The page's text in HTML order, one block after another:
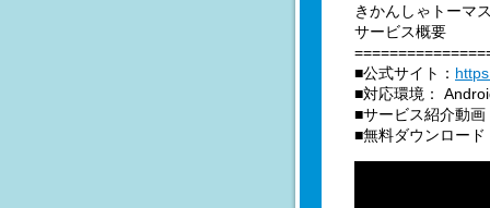
きかんしゃトーマ
サービス概要
■公式サイト：
■対応環境：
■サービス紹介動画
■無料ダウンロー